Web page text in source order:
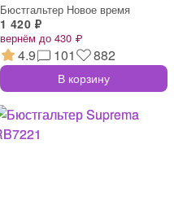
Бюстгальтер Новое время
1 420 ₽
вернём до 430 ₽
4.9 101 882
В корзину